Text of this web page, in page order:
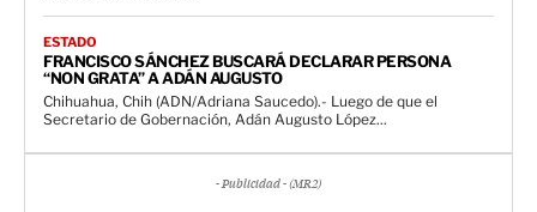
ESTADO
FRANCISCO SÁNCHEZ BUSCARÁ DECLARAR PERSONA
“NON GRATA” A ADÁN AUGUSTO
Chihuahua, Chih (ADN/Adriana Saucedo).- Luego de que el
Secretario de Gobernación, Adán Augusto López...
- Publicidad - (MR2)